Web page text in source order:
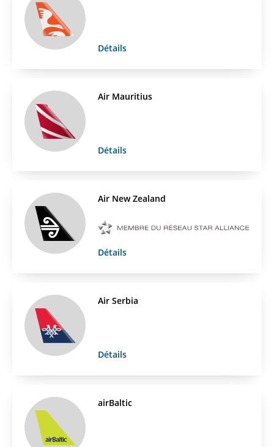
Détails
Air Mauritius
Détails
Air New Zealand
Détails
Air Serbia
Détails
airBaltic